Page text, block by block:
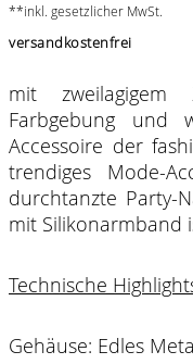
**inkl. gesetzlicher MwSt.
versandkostenfrei
mit zweilagigem
Farbgebung und
Accessoire der
trendiges Mode-
durchtanzte Party-
mit Silikonarmband
Technische
Gehäuse: Edles